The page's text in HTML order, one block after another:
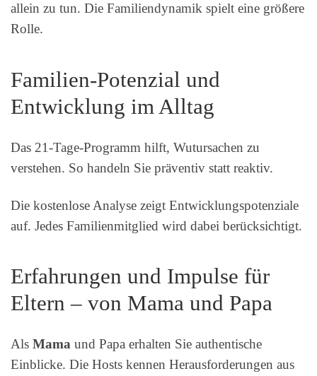
allein zu tun. Die Familiendynamik spielt eine größere
Rolle.
Familien-Potenzial und
Entwicklung im Alltag
Das 21-Tage-Programm hilft, Wutursachen zu
verstehen. So handeln Sie präventiv statt reaktiv.
Die kostenlose Analyse zeigt Entwicklungspotenziale
auf. Jedes Familienmitglied wird dabei berücksichtigt.
Erfahrungen und Impulse für
Eltern – von Mama und Papa
Als Mama und Papa erhalten Sie authentische
Einblicke. Die Hosts kennen Herausforderungen aus